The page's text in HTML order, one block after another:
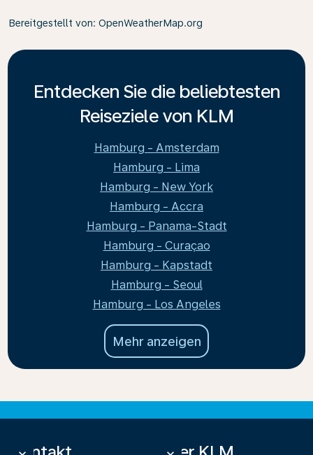
Bereitgestellt von: OpenWeatherMap.org
Entdecken Sie die beliebtesten
Reiseziele von KLM
Hamburg - Amsterdam
Hamburg - Lima
Hamburg - New York
Hamburg - Accra
Hamburg - Panama-Stadt
Hamburg - Curaçao
Hamburg - Kapstadt
Hamburg - Seoul
Hamburg - Los Angeles
Mehr anzeigen